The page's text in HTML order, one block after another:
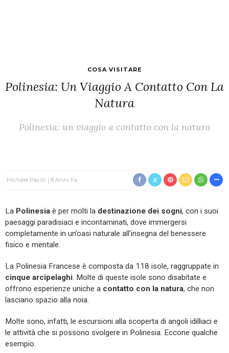
COSA VISITARE
Polinesia: Un Viaggio A Contatto Con La
Natura
Polinesia: un viaggio a contatto con la natura
Michele Pacilli 8 Anni Fa
La Polinesia è per molti la destinazione dei sogni, con i suoi
paesaggi paradisiaci e incontaminati, dove immergersi
completamente in un’oasi naturale all’insegna del benessere
fisico e mentale.
La Polinesia Francese è composta da 118 isole, raggruppate in
cinque arcipelaghi. Molte di queste isole sono disabitate e
offrono esperienze uniche a contatto con la natura, che non
lasciano spazio alla noia.
Molte sono, infatti, le escursioni alla scoperta di angoli idilliaci e
le attività che si possono svolgere in Polinesia. Eccone qualche
esempio.